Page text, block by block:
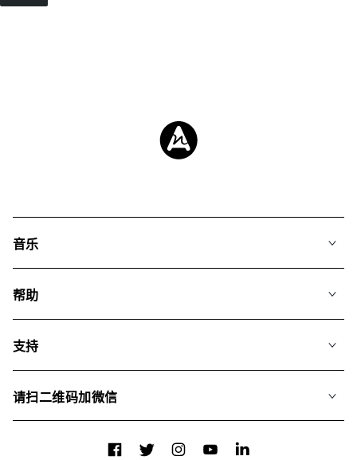
音乐
搜索
专辑
帮助
我们如何运用AI
支持
关于我们
请扫二维码加微信
FacebookTwitterInstagramYouTubeLinkedIn